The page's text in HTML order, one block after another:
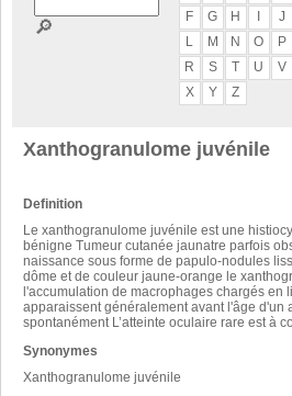
🔎
F
G H J
L
M N O P
R
S T U V
X
Y Z
Xanthogranulome juvénile
Definition
Le xanthogranulome juvénile est une
bénigne Tumeur cutanée jaunatre parfois
naissance sous forme de papulo-nodules
dôme et de couleur jaune-orange le
l'accumulation de macrophages chargés en
apparaissent généralement avant l'âge d'un
spontanément L’atteinte oculaire rare est à
Synonymes
Xanthogranulome juvénile